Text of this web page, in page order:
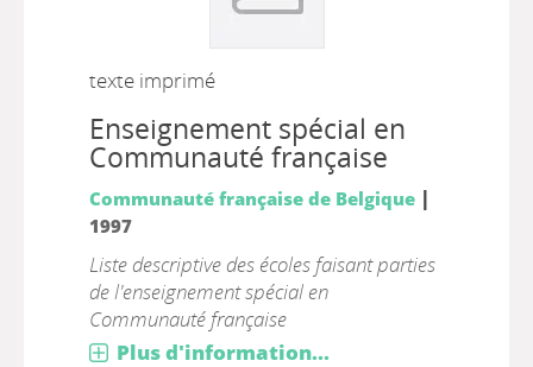
texte imprimé
Enseignement spécial en
Communauté française
Communauté française de Belgique |
1997
Liste descriptive des écoles faisant parties
de l'enseignement spécial en
Communauté française
Plus d'information...